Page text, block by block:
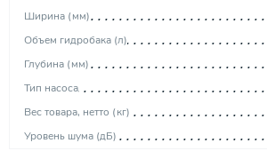
Ширина (мм)
Объем гидробака (л)
Глубина (мм)
Тип насоса
Вес товара, нетто (кг)
Уровень шума (дБ)